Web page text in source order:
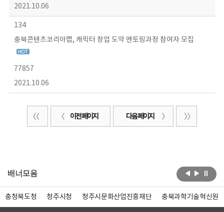
2021.10.06
134
충북콘텐츠코리아랩, 캐릭터 창업 도약 멘토링과정 참여자 모집
77857
2021.10.06
이전 페이지 다음 페이지
배너모음
충청북도청 청주시청 청주시문화산업진흥재단 충북과학기술혁신원